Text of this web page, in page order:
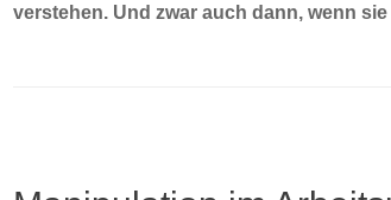
verstehen. Und zwar auch dann, wenn